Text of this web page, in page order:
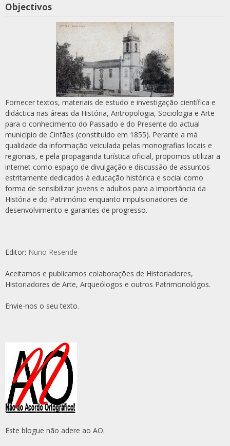
Objectivos
Fornecer textos, materiais de estudo e investigação científica e
didáctica nas áreas da História, Antropologia, Sociologia e Arte
para o conhecimento do Passado e do Presente do actual
município de Cinfães (constituído em 1855). Perante a má
qualidade da informação veiculada pelas monografias locais e
regionais, e pela propaganda turística oficial, propomos utilizar a
internet como espaço de divulgação e discussão de assuntos
estritamente dedicados à educação histórica e social como
forma de sensibilizar jovens e adultos para a importância da
História e do Património enquanto impulsionadores de
desenvolvimento e garantes de progresso.
Editor: Nuno Resende
Aceitamos e publicamos colaborações de Historiadores,
Historiadores de Arte, Arqueólogos e outros Patrimonológos.
Envie-nos o seu texto.
Este blogue não adere ao AO.